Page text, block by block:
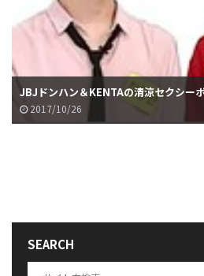
JBJドンハン＆KENTAの清涼セクシー
2017/10/26
SEARCH